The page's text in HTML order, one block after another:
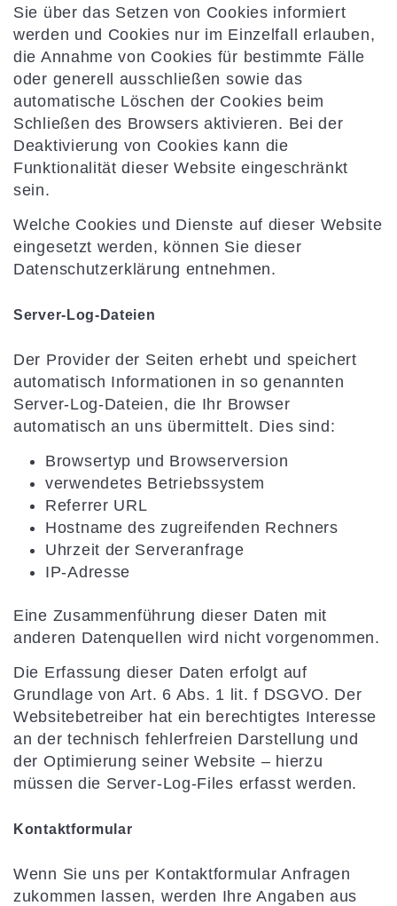
Sie über das Setzen von Cookies informiert
werden und Cookies nur im Einzelfall erlauben,
die Annahme von Cookies für bestimmte Fälle
oder generell ausschließen sowie das
automatische Löschen der Cookies beim
Schließen des Browsers aktivieren. Bei der
Deaktivierung von Cookies kann die
Funktionalität dieser Website eingeschränkt
sein.
Welche Cookies und Dienste auf dieser Website
eingesetzt werden, können Sie dieser
Datenschutzerklärung entnehmen.
Server-Log-Dateien
Der Provider der Seiten erhebt und speichert
automatisch Informationen in so genannten
Server-Log-Dateien, die Ihr Browser
automatisch an uns übermittelt. Dies sind:
Browsertyp und Browserversion
verwendetes Betriebssystem
Referrer URL
Hostname des zugreifenden Rechners
Uhrzeit der Serveranfrage
IP-Adresse
Eine Zusammenführung dieser Daten mit
anderen Datenquellen wird nicht vorgenommen.
Die Erfassung dieser Daten erfolgt auf
Grundlage von Art. 6 Abs. 1 lit. f DSGVO. Der
Websitebetreiber hat ein berechtigtes Interesse
an der technisch fehlerfreien Darstellung und
der Optimierung seiner Website – hierzu
müssen die Server-Log-Files erfasst werden.
Kontaktformular
Wenn Sie uns per Kontaktformular Anfragen
zukommen lassen, werden Ihre Angaben aus